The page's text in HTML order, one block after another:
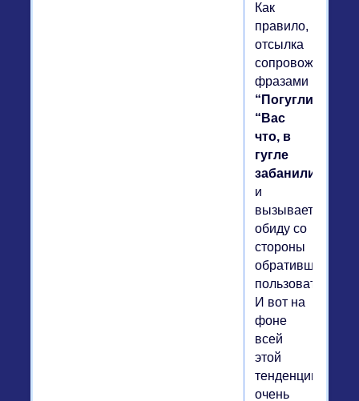
Как
правило,
отсылка
сопровождается
фразами
“Погугли”
“Вас
что, в
гугле
забанили?”
и
вызывает
обиду со
стороны
обратившегося
пользователя.
И вот на
фоне
всей
этой
тенденции,
очень